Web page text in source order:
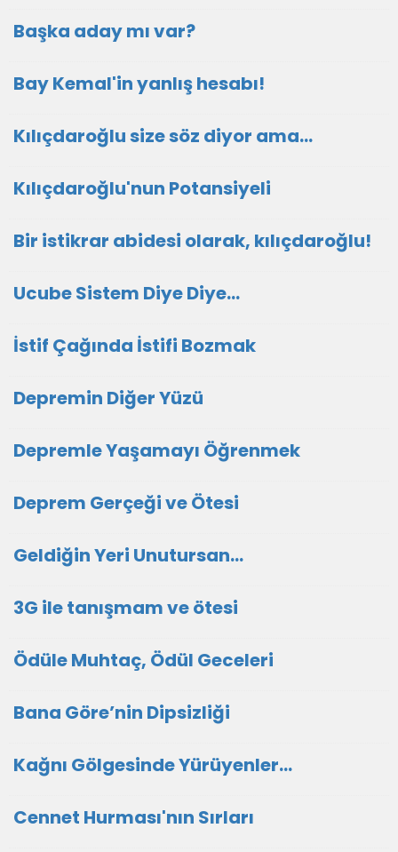
Başka aday mı var?
Bay Kemal'in yanlış hesabı!
Kılıçdaroğlu size söz diyor ama...
Kılıçdaroğlu'nun Potansiyeli
Bir istikrar abidesi olarak, kılıçdaroğlu!
Ucube Sistem Diye Diye…
İstif Çağında İstifi Bozmak
Depremin Diğer Yüzü
Depremle Yaşamayı Öğrenmek
Deprem Gerçeği ve Ötesi
Geldiğin Yeri Unutursan…
3G ile tanışmam ve ötesi
Ödüle Muhtaç, Ödül Geceleri
Bana Göre’nin Dipsizliği
Kağnı Gölgesinde Yürüyenler…
Cennet Hurması'nın Sırları